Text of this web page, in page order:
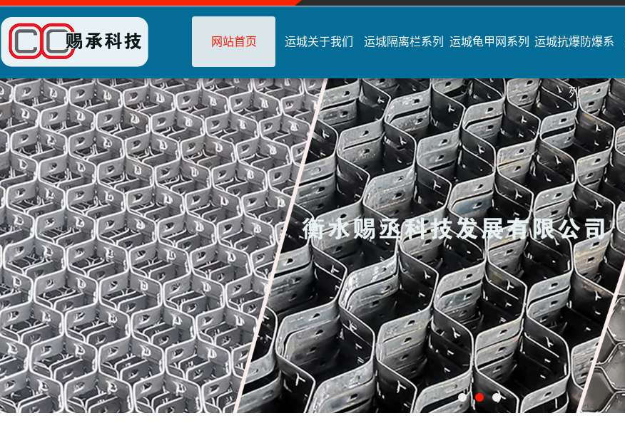
网站首页 运城关于我们 运城隔离栏系列 运城龟甲网系列 运城抗爆防爆系
列